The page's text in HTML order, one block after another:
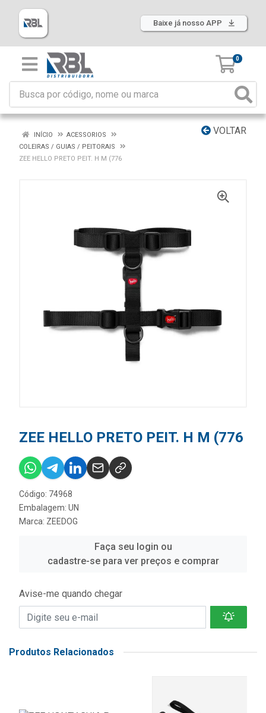
Baixe já nosso APP
0
VOLTAR
INÍCIO
ACESSORIOS
COLEIRAS / GUIAS / PEITORAIS
ZEE HELLO PRETO PEIT. H M (776
ZEE HELLO PRETO PEIT. H M (776
Código: 74968
Embalagem: UN
Marca: ZEEDOG
Faça seu login ou
cadastre-se para ver preços e comprar
Avise-me quando chegar
Produtos Relacionados